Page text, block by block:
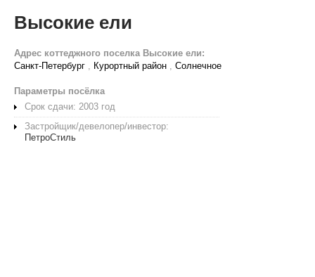
Высокие ели
Адрес коттеджного поселка Высокие ели:
Санкт-Петербург , Курортный район , Солнечное
Параметры посёлка
Срок сдачи: 2003 год
Застройщик/девелопер/инвестор:
ПетроСтиль